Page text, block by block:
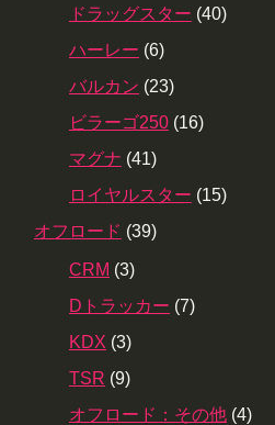
ドラッグスター (40)
ハーレー (6)
バルカン (23)
ビラーゴ250 (16)
マグナ (41)
ロイヤルスター (15)
オフロード (39)
CRM (3)
Dトラッカー (7)
KDX (3)
TSR (9)
オフロード：その他 (4)